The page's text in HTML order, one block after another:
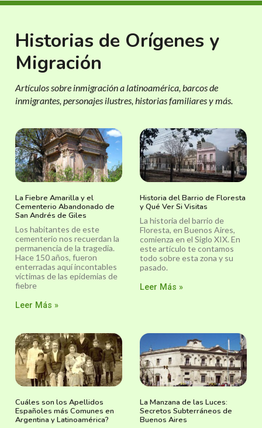
Historias de Orígenes y
Migración
Artículos sobre inmigración a latinoamérica, barcos de
inmigrantes, personajes ilustres, historias familiares y más.
La Fiebre Amarilla y el
Cementerio Abandonado de
San Andrés de Giles
Los habitantes de este
cementerio nos recuerdan la
permanencia de la tragedia.
Hace 150 años, fueron
enterradas aquí incontables
víctimas de las epidemias de
fiebre
Leer Más »
Historia del Barrio de Floresta
y Qué Ver Si Visitas
La historia del barrio de
Floresta, en Buenos Aires,
comienza en el Siglo XIX. En
este artículo te contamos
todo sobre esta zona y su
pasado.
Leer Más »
Cuáles son los Apellidos
Españoles más Comunes en
Argentina y Latinoamérica?
La Manzana de las Luces:
Secretos Subterráneos de
Buenos Aires